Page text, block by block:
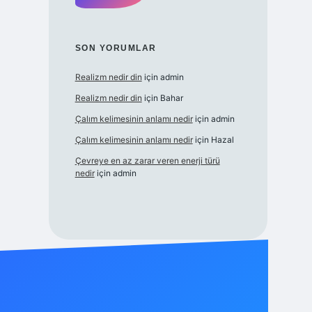
SON YORUMLAR
Realizm nedir din için admin
Realizm nedir din için Bahar
Çalım kelimesinin anlamı nediriçin admin
Çalım kelimesinin anlamı nediriçin Hazal
Çevreye en az zarar veren enerji türü
nediriçin admin